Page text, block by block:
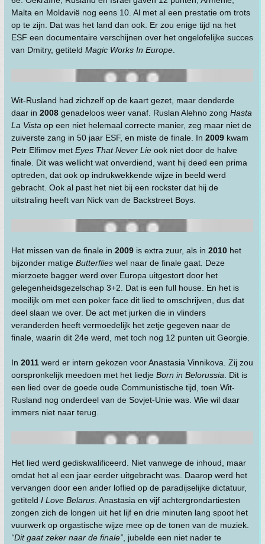
Malta en Moldavië nog eens 10. Al met al een prestatie om trots
op te zijn. Dat was het land dan ook. Er zou enige tijd na het
ESF een documentaire verschijnen over het ongelofelijke succes
van Dmitry, getiteld Magic Works In Europe
Wit-Rusland had zichzelf op de kaart gezet, maar denderde
daar in 2008 genadeloos weer vanaf. Ruslan Alehno zong Hasta
La Vista op een niet helemaal correcte manier, zeg maar niet de
zuiverste zang in 50 jaar ESF, en miste de finale. In 2009 kwam
Petr Elfimov met Eyes That Never Lie ook niet door de halve
finale. Dit was wellicht wat onverdiend, want hij deed een prima
optreden, dat ook op indrukwekkende wijze in beeld werd
gebracht. Ook al past het niet bij een rockster dat hij de
uitstraling heeft van Nick van de Backstreet Boys.
Het missen van de finale in 2009 is extra zuur, als in 2010 het
bijzonder matige Butterflies wel naar de finale gaat. Deze
mierzoete bagger werd over Europa uitgestort door het
gelegenheidsgezelschap 3+2. Dat is een full house. En het is
moeilijk om met een poker face dit lied te omschrijven, dus dat
deel slaan we over. De act met jurken die in vlinders
veranderden heeft vermoedelijk het zetje gegeven naar de
finale, waarin dit 24e werd, met toch nog 12 punten uit Georgie.
In 2011 werd er intern gekozen voor Anastasia Vinnikova. Zij zou
oorspronkelijk meedoen met het liedje Born in Belorussia . Dit is
een lied over de goede oude Communistische tijd, toen Wit-
Rusland nog onderdeel van de Sovjet-Unie was. Wie wil daar
immers niet naar terug.
Het lied werd gediskwalificeerd. Niet vanwege de inhoud, maar
omdat het al een jaar eerder uitgebracht was. Daarop werd het
vervangen door een ander loflied op de paradijselijke dictatuur,
getiteld I Love Belarus . Anastasia en vijf achtergrondartiesten
zongen zich de longen uit het lijf en drie minuten lang spoot het
vuurwerk op orgastische wijze mee op de tonen van de muziek.
“Dit gaat zeker naar de finale” , jubelde een niet nader te